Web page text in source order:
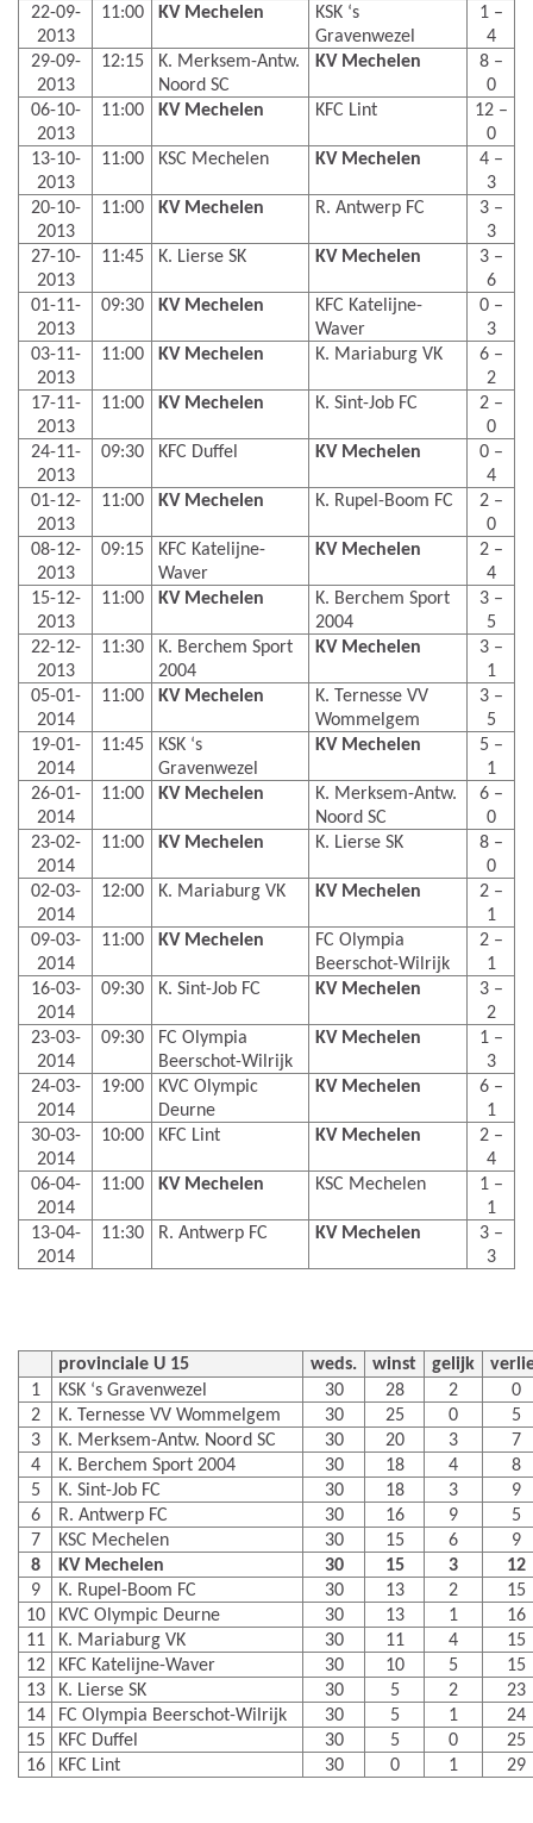
22-09-
2013
11:00 KV Mechelen
KSK ‘s
Gravenwezel
1 –
4
29-09-
2013
12:15
K. Merksem-Antw.
Noord SC
KV Mechelen
8 –
0
06-10-
2013
11:00 KV Mechelen KFC Lint
12 –
0
13-10-
2013
11:00 KSC Mechelen KV Mechelen
4 –
3
20-10-
2013
11:00 KV Mechelen R. Antwerp FC
3 –
3
27-10-
2013
11:45 K. Lierse SK KV Mechelen
3 –
6
01-11-
2013
09:30 KV Mechelen
KFC Katelijne-
Waver
0 –
3
03-11-
2013
11:00 KV Mechelen K. Mariaburg VK
6 –
2
17-11-
2013
11:00 KV Mechelen K. Sint-Job FC
2 –
0
24-11-
2013
09:30 KFC Duffel KV Mechelen
0 –
4
01-12-
2013
11:00 KV Mechelen K. Rupel-Boom FC
2 –
0
08-12-
2013
09:15
KFC Katelijne-
Waver
KV Mechelen
2 –
4
15-12-
2013
11:00 KV Mechelen
K. Berchem Sport
2004
3 –
5
22-12-
2013
11:30
K. Berchem Sport
2004
KV Mechelen
3 –
1
05-01-
2014
11:00 KV Mechelen
K. Ternesse VV
Wommelgem
3 –
5
19-01-
2014
11:45
KSK ‘s
Gravenwezel
KV Mechelen
5 –
1
26-01-
2014
11:00 KV Mechelen
K. Merksem-Antw.
Noord SC
6 –
0
23-02-
2014
11:00 KV Mechelen K. Lierse SK
8 –
0
02-03-
2014
12:00 K. Mariaburg VK KV Mechelen
2 –
1
09-03-
2014
11:00 KV Mechelen
FC Olympia
Beerschot-Wilrijk
2 –
1
16-03-
2014
09:30 K. Sint-Job FC KV Mechelen
3 –
2
23-03-
2014
09:30
FC Olympia
Beerschot-Wilrijk
KV Mechelen
1 –
3
24-03-
2014
19:00
KVC Olympic
Deurne
KV Mechelen
6 –
1
30-03-
2014
10:00 KFC Lint KV Mechelen
2 –
4
06-04-
2014
11:00 KV Mechelen KSC Mechelen
1 –
1
13-04-
2014
11:30 R. Antwerp FC KV Mechelen
3 –
3
provinciale U 15 weds. winst gelijk
1
KSK ‘s Gravenwezel 30 28 2
0
2
K. Ternesse VV Wommelgem 30 25 0
5
3
K. Merksem-Antw. Noord SC 30 20 3
7
4
K. Berchem Sport 2004 30 18 4
8
5
K. Sint-Job FC 30 18 3
9
6
R. Antwerp FC 30 16 9
5
7
KSC Mechelen 30 15 6
9
8
KV Mechelen 30 15 3
12
9
K. Rupel-Boom FC 30 13 2
15
10
KVC Olympic Deurne 30 13 1
16
11
K. Mariaburg VK 30 11 4
15
12
KFC Katelijne-Waver 30 10 5
15
13
K. Lierse SK 30 5 2
23
14
FC Olympia Beerschot-Wilrijk 30 5 1
24
15
KFC Duffel 30 5 0
25
16
KFC Lint 30 0 1 29